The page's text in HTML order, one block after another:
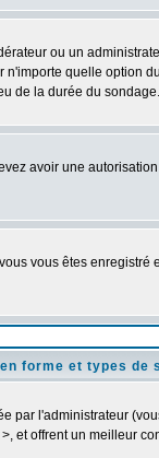
ou un
quelle option
de la durée du sondage.
avoir une
vous êtes
forme et types de
l'administrateur
et offrent un meilleur